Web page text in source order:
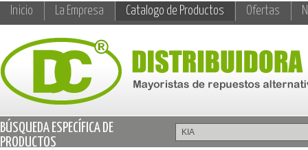
Inicio La Empresa Catalogo de Productos Ofertas
BÚSQUEDA ESPECÍFICA DE
PRODUCTOS